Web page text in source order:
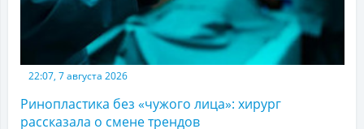
22:07, 7 августа 2026
Ринопластика без «чужого лица»: хирург
рассказала о смене трендов